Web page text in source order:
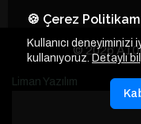
© 2026
Liman Yazılım
🍪 Çerez
Kullanıcı
kullanıyoruz.Detaylı